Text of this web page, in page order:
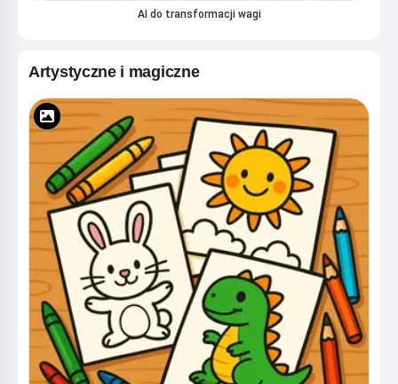
AI do transformacji wagi
Artystyczne i magiczne